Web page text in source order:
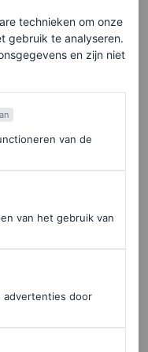
a
je om je
goed. Iets wat
heeft het recht om
Je kiest er zelf
en
die het niet waard
technieken om onze
gebruik te analyseren.
en zijn niet
van de
van het gebruik van
advertenties door